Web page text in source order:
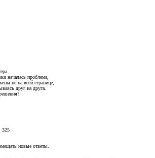
началась проблема,
не на всей странице,
друг на друга.
325
новые ответы.